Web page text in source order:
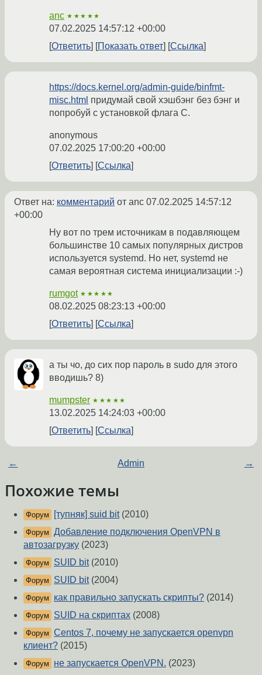
anc ★★★★★
07.02.2025 14:57:12 +00:00
Ответить
Показать ответ Ссылка
https://docs.kernel.org/admin-guide/binfmt-
misc.html придумай свой хэшбэнг без бэнг и
попробуй с установкой флага C.
anonymous
07.02.2025 17:00:20 +00:00
Ответить
Ссылка
Ответ на: комментарий от anc 07.02.2025 14:57:12
+00:00
Ну вот по трем источникам в подавляющем
большинстве 10 самых популярных дистров
используется systemd. Но нет, systemd не
самая вероятная система инициализации :-)
rumgot ★★★★★
08.02.2025 08:23:13 +00:00
Ответить
Ссылка
а ты чо, до сих пор пароль в sudo для этого
вводишь? 8)
mumpster ★★★★★
13.02.2025 14:24:03 +00:00
Ответить
Ссылка
← Admin →
Похожие темы
Форум [тупняк] suid bit(2010)
Форум Добавление подключения OpenVPN в
автозагрузку (2023)
Форум SUID bit(2010)
Форум SUID bit(2004)
Форум как правильно запускать скрипты? (2014)
Форум SUID на скриптах (2008)
Форум Centos 7, почему не запускается openvpn
клиент? (2015)
Форум не запускается OpenVPN. (2023)